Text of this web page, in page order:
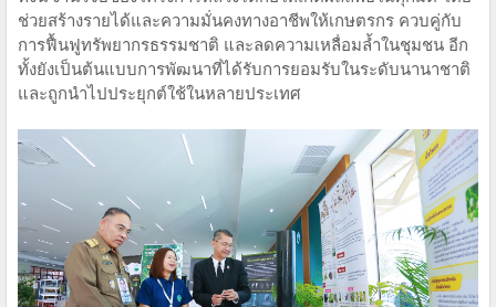
ช่วยสร้างรายได้และความมั่นคงทางอาชีพให้เกษตรกร ควบคู่กับ
การฟื้นฟูทรัพยากรธรรมชาติ และลดความเหลื่อมล้ำในชุมชน อีก
ทั้งยังเป็นต้นแบบการพัฒนาที่ได้รับการยอมรับในระดับนานาชาติ
และถูกนำไปประยุกต์ใช้ในหลายประเทศ